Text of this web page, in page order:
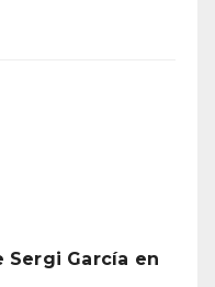
Sergi García en